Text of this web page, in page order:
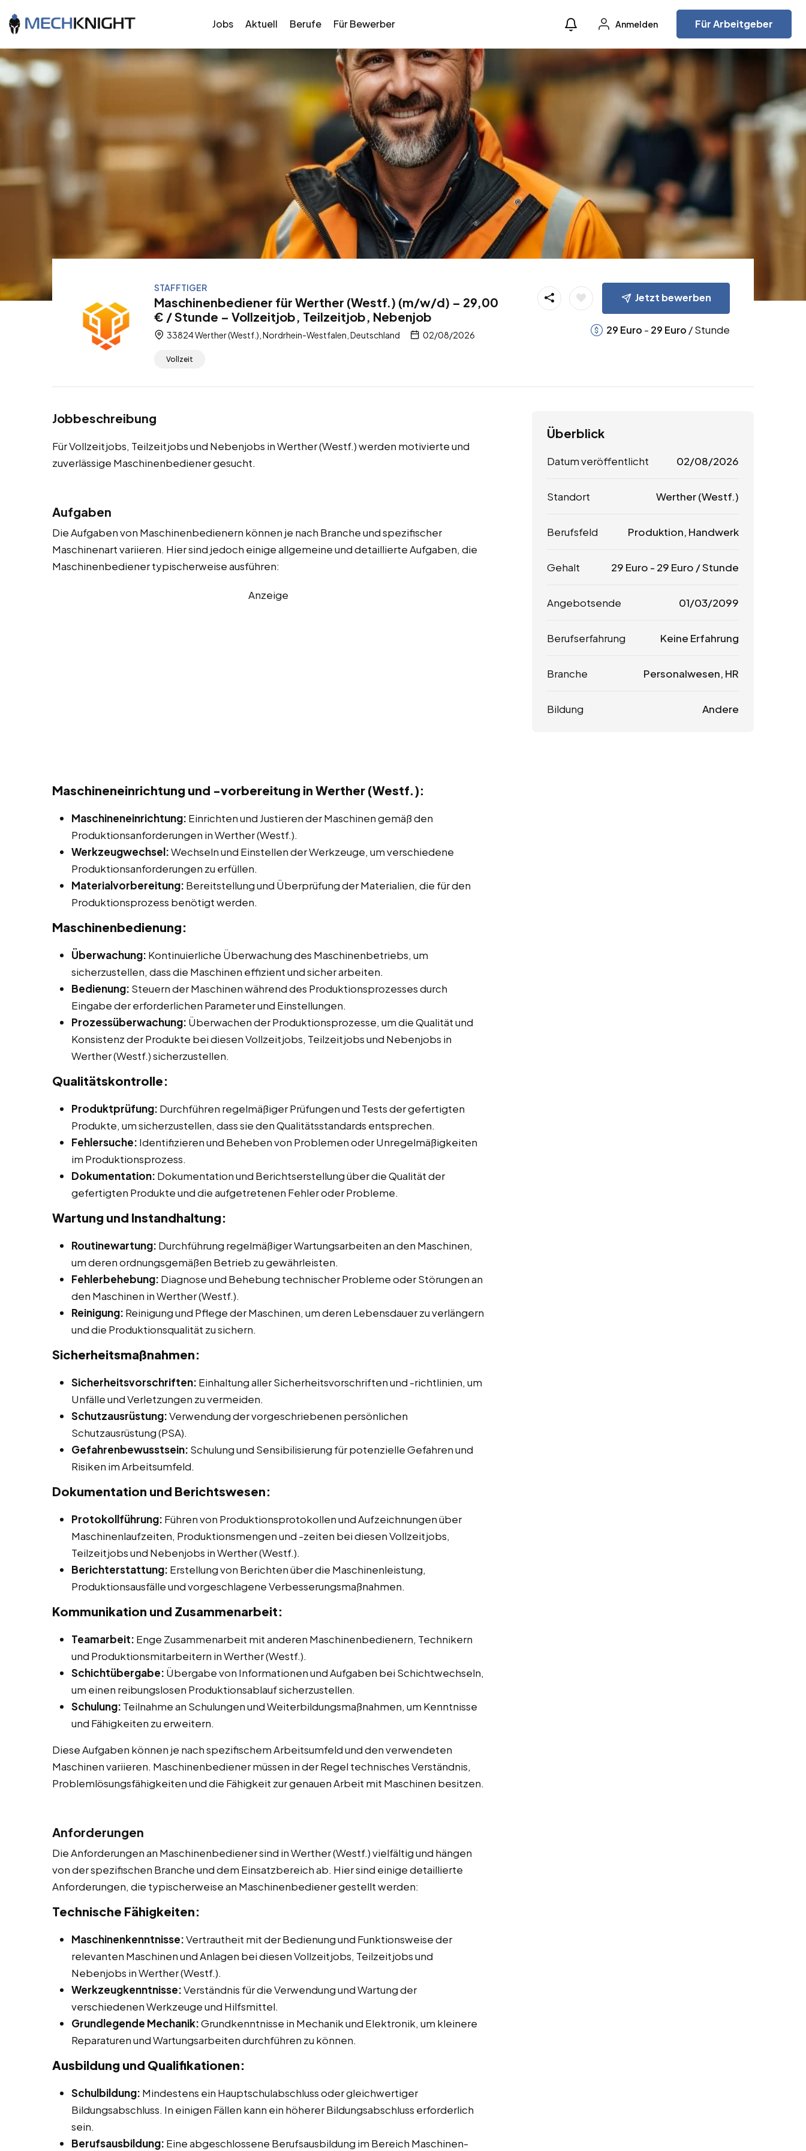
Jobs Aktuell Berufe Für Bewerber Anmelden Für Arbeitgeber
STAFFTIGER
Maschinenbediener für Werther (Westf.) (m/w/d) – 29,00
€ / Stunde – Vollzeitjob, Teilzeitjob, Nebenjob
33824 Werther (Westf.), Nordrhein-Westfalen, Deutschland 02/08/2026
Vollzeit
Jetzt bewerben
29 Euro - 29 Euro / Stunde
Jobbeschreibung
Für Vollzeitjobs, Teilzeitjobs und Nebenjobs in Werther (Westf.) werden motivierte und
zuverlässige Maschinenbediener gesucht.
Aufgaben
Die Aufgaben von Maschinenbedienern können je nach Branche und spezifischer
Maschinenart variieren. Hier sind jedoch einige allgemeine und detaillierte Aufgaben, die
Maschinenbediener typischerweise ausführen:
Anzeige
Maschineneinrichtung und -vorbereitung in Werther (Westf.):
Maschineneinrichtung: Einrichten und Justieren der Maschinen gemäß den
Produktionsanforderungen in Werther (Westf.).
Werkzeugwechsel:Wechseln und Einstellen der Werkzeuge, um verschiedene
Produktionsanforderungen zu erfüllen.
Materialvorbereitung: Bereitstellung und Überprüfung der Materialien, die für den
Produktionsprozess benötigt werden.
Maschinenbedienung:
Überwachung: Kontinuierliche Überwachung des Maschinenbetriebs, um
sicherzustellen, dass die Maschinen effizient und sicher arbeiten.
Bedienung: Steuern der Maschinen während des Produktionsprozesses durch
Eingabe der erforderlichen Parameter und Einstellungen.
Prozessüberwachung: Überwachen der Produktionsprozesse, um die Qualität und
Konsistenz der Produkte bei diesen Vollzeitjobs, Teilzeitjobs und Nebenjobs in
Werther (Westf.) sicherzustellen.
Qualitätskontrolle:
Produktprüfung: Durchführen regelmäßiger Prüfungen und Tests der gefertigten
Produkte, um sicherzustellen, dass sie den Qualitätsstandards entsprechen.
Fehlersuche: Identifizieren und Beheben von Problemen oder Unregelmäßigkeiten
im Produktionsprozess.
Dokumentation: Dokumentation und Berichtserstellung über die Qualität der
gefertigten Produkte und die aufgetretenen Fehler oder Probleme.
Wartung und Instandhaltung:
Routinewartung: Durchführung regelmäßiger Wartungsarbeiten an den Maschinen,
um deren ordnungsgemäßen Betrieb zu gewährleisten.
Fehlerbehebung: Diagnose und Behebung technischer Probleme oder Störungen an
den Maschinen in Werther (Westf.).
Reinigung: Reinigung und Pflege der Maschinen, um deren Lebensdauer zu verlängern
und die Produktionsqualität zu sichern.
Sicherheitsmaßnahmen:
Sicherheitsvorschriften: Einhaltung aller Sicherheitsvorschriften und -richtlinien, um
Unfälle und Verletzungen zu vermeiden.
Schutzausrüstung:Verwendung der vorgeschriebenen persönlichen
Schutzausrüstung (PSA).
Gefahrenbewusstsein: Schulung und Sensibilisierung für potenzielle Gefahren und
Risiken im Arbeitsumfeld.
Dokumentation und Berichtswesen:
Protokollführung: Führen von Produktionsprotokollen und Aufzeichnungen über
Maschinenlaufzeiten, Produktionsmengen und -zeiten bei diesen Vollzeitjobs,
Teilzeitjobs und Nebenjobs in Werther (Westf.).
Berichterstattung: Erstellung von Berichten über die Maschinenleistung,
Produktionsausfälle und vorgeschlagene Verbesserungsmaßnahmen.
Kommunikation und Zusammenarbeit:
Teamarbeit: Enge Zusammenarbeit mit anderen Maschinenbedienern, Technikern
und Produktionsmitarbeitern in Werther (Westf.).
Schichtübergabe: Übergabe von Informationen und Aufgaben bei Schichtwechseln,
um einen reibungslosen Produktionsablauf sicherzustellen.
Schulung: Teilnahme an Schulungen und Weiterbildungsmaßnahmen, um Kenntnisse
und Fähigkeiten zu erweitern.
Diese Aufgaben können je nach spezifischem Arbeitsumfeld und den verwendeten
Maschinen variieren. Maschinenbediener müssen in der Regel technisches Verständnis,
Problemlösungsfähigkeiten und die Fähigkeit zur genauen Arbeit mit Maschinen besitzen.
Anforderungen
Die Anforderungen an Maschinenbediener sind in Werther (Westf.) vielfältig und hängen
von der spezifischen Branche und dem Einsatzbereich ab. Hier sind einige detaillierte
Anforderungen, die typischerweise an Maschinenbediener gestellt werden:
Technische Fähigkeiten:
Maschinenkenntnisse:Vertrautheit mit der Bedienung und Funktionsweise der
relevanten Maschinen und Anlagen bei diesen Vollzeitjobs, Teilzeitjobs und
Nebenjobs in Werther (Westf.).
Werkzeugkenntnisse:Verständnis für die Verwendung und Wartung der
verschiedenen Werkzeuge und Hilfsmittel.
Grundlegende Mechanik:Grundkenntnisse in Mechanik und Elektronik, um kleinere
Reparaturen und Wartungsarbeiten durchführen zu können.
Ausbildung und Qualifikationen:
Schulbildung: Mindestens ein Hauptschulabschluss oder gleichwertiger
Bildungsabschluss. In einigen Fällen kann ein höherer Bildungsabschluss erforderlich
sein.
Berufsausbildung: Eine abgeschlossene Berufsausbildung im Bereich Maschinen-
Überblick
Datum veröffentlicht 02/08/2026
Standort Werther (Westf.)
Berufsfeld Produktion, Handwerk
Gehalt 29 Euro - 29 Euro / Stunde
Angebotsende 01/03/2099
Berufserfahrung Keine Erfahrung
Branche Personalwesen, HR
Bildung Andere